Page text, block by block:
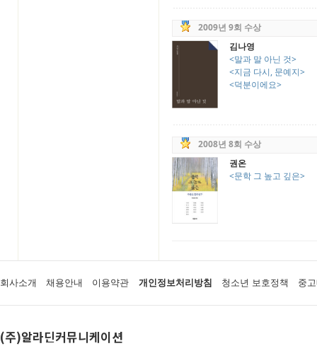
2009년 9회 수상
김나영
<말과 말 아닌 것>
<지금 다시, 문예지>
<덕분이에요>
2008년 8회 수상
권온
<문학 그 높고 깊은>
회사소개 채용안내 이용약관 개인정보처리방침 청소년 보호정책 중
(주)알라딘커뮤니케이션